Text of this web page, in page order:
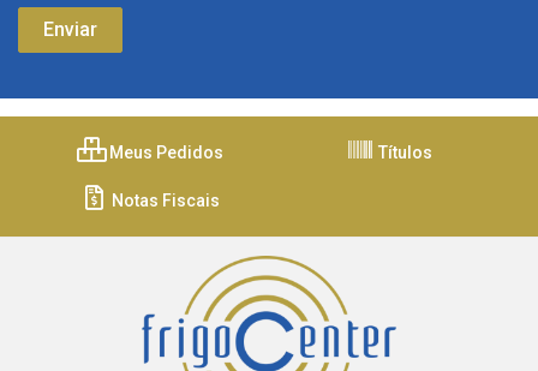
Meus Pedidos Títulos
Notas Fiscais